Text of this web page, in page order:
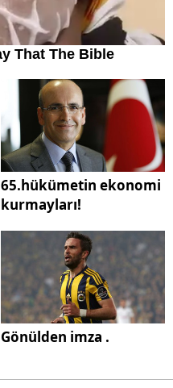
65.hükümetin ekonomi
kurmayları!
Gönülden imza .